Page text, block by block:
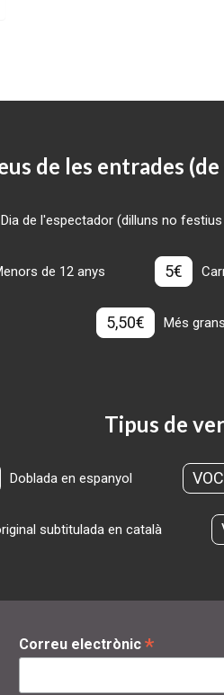
de les entrades
Dia de l'espectador (dilluns no
de 12 anys 5€
5,50€ Més
Tipus de
Doblada en espanyol VOC
subtitulada en català
Correu electrònic *